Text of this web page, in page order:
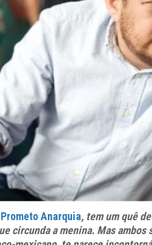
Anarquia, tem um quê
circunda a menina. Mas ambos